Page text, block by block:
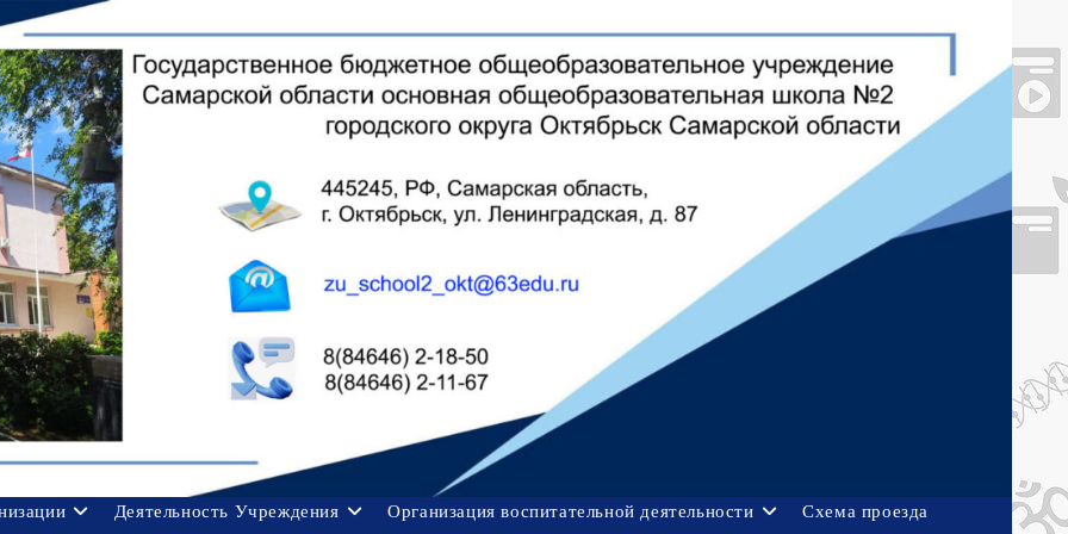
Деятельность Учреждения Организация воспитательной деятельности
Схема проезда